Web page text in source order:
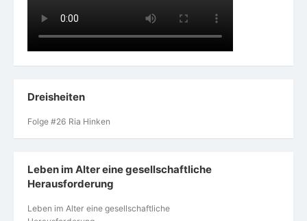
Herausforderung
Let’s Talk! – Generationen im Gespräch
https://www.wirtschaft-im-
suedwesten.de/files/publications/2022_09/SOR/16/
KI und Ältere DlF-Podcast
KI aus Europa - Black Forest Labs prägt die KI-